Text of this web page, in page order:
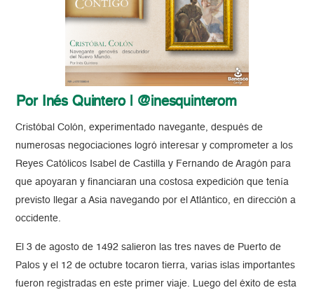
Por Inés Quintero | @inesquinterom
Cristóbal Colón, experimentado navegante, después de
numerosas negociaciones logró interesar y comprometer a los
Reyes Católicos Isabel de Castilla y Fernando de Aragón para
que apoyaran y financiaran una costosa expedición que tenía
previsto llegar a Asia navegando por el Atlántico, en dirección a
occidente.
El 3 de agosto de 1492 salieron las tres naves de Puerto de
Palos y el 12 de octubre tocaron tierra, varias islas importantes
fueron registradas en este primer viaje. Luego del éxito de esta